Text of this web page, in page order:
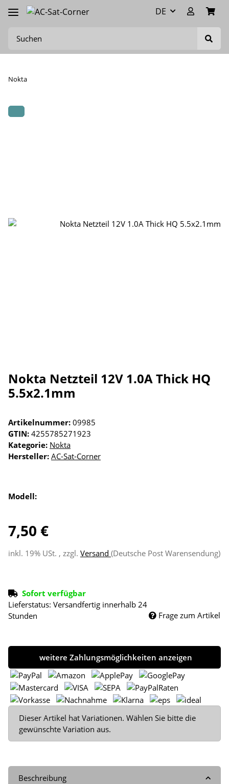
DE
Nokta
Nokta Netzteil 12V 1.0A Thick HQ
5.5x2.1mm
Artikelnummer: 09985
GTIN: 4255785271923
Kategorie: Nokta
Hersteller: AC-Sat-Corner
Modell:
7,50 €
inkl. 19% USt. , zzgl. Versand (Deutsche Post Warensendung)
Sofort verfügbar
Lieferstatus: Versandfertig innerhalb 24
Stunden
Frage zum Artikel
weitere Zahlungsmöglichkeiten anzeigen
x
Dieser Artikel hat Variationen. Wählen Sie bitte die
gewünschte Variation aus.
Beschreibung